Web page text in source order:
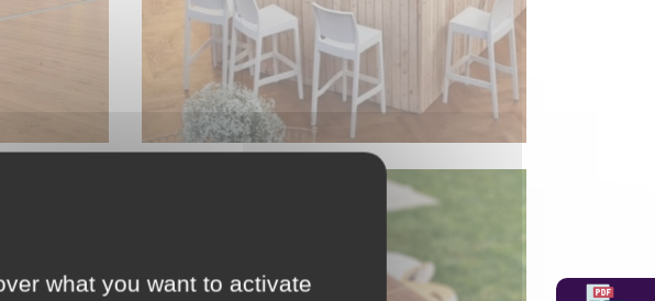
what you want to activate